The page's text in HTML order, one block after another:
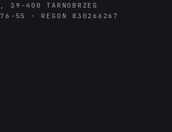
39-400 TARNOBRZEG
55 · REGON 830266267